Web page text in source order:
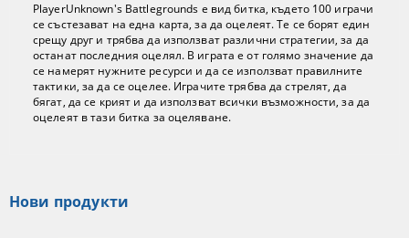
PlayerUnknown's Battlegrounds е вид битка, където 100 играчи
се състезават на една карта, за да оцелеят. Те се борят един
срещу друг и трябва да използват различни стратегии, за да
останат последния оцелял. В играта е от голямо значение да
се намерят нужните ресурси и да се използват правилните
тактики, за да се оцелее. Играчите трябва да стрелят, да
бягат, да се крият и да използват всички възможности, за да
оцелеят в тази битка за оцеляване.
Нови продукти